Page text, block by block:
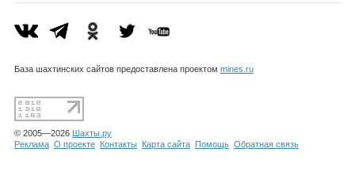
База шахтинских сайтов предоставлена проектом mines.ru
© 2005—2026 Шахты.ру
Реклама О проекте Контакты Карта сайта Помощь Обратная связь